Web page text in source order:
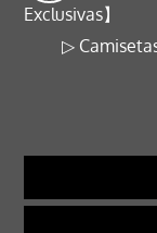
Exclusivas】
▷